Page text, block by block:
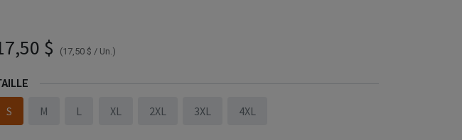
$ (17,50 $ / Un. )
S M L XL 2XL 3XL 4XL